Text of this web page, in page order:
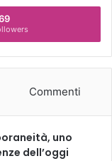
Commenti
uno
dell’oggi